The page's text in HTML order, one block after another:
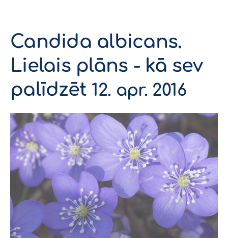
Candida albicans.
Lielais plāns - kā sev
palīdzēt 12. apr. 2016